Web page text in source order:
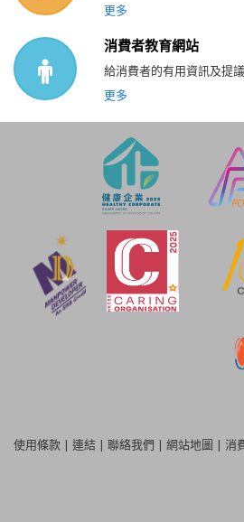
更多
消費者教育網站
給消費者的有用資訊及提議
更多
使用條款 | 連結 | 聯絡我們 | 網站地圖 | 消